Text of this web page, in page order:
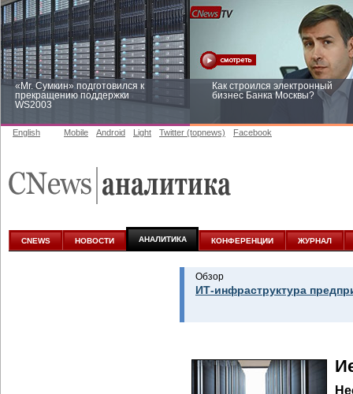
«Mr. Сумкин» подготовился к
прекращению поддержки
WS2003
Как строился электронный
бизнес Банка Москвы?
аналитике
English Mobile Android Light Twitter (topnews) Facebook
CNEWS НОВОСТИ АНАЛИТИКА КОНФЕРЕНЦИИ ЖУРНАЛ
Обзор
ИТ-инфраструктура